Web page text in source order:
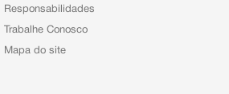
Responsabilidades
Trabalhe Conosco
Mapa do site